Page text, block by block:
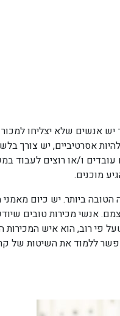
יש אנשים שלא יצליחו
אסרטיביים, יש צורך
ו/או רוצים לעבוד
מוכנים.
ביותר. יש כיום מאמני
אנשי מכירות טובים
פי רוב, הוא איש המכירות
ללמוד את השיטות של